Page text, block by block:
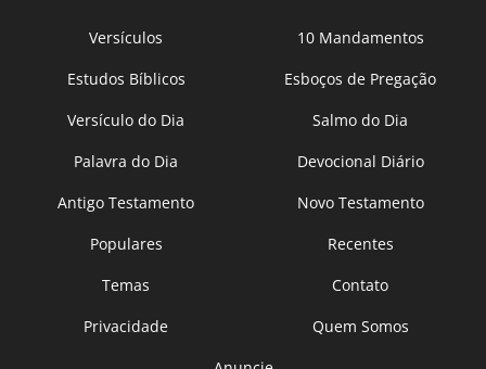
Versículos
10 Mandamentos
Estudos Bíblicos
Esboços de Pregação
Versículo do Dia
Salmo do Dia
Palavra do Dia
Devocional Diário
Antigo Testamento
Novo Testamento
Populares
Recentes
Temas
Contato
Privacidade
Quem Somos